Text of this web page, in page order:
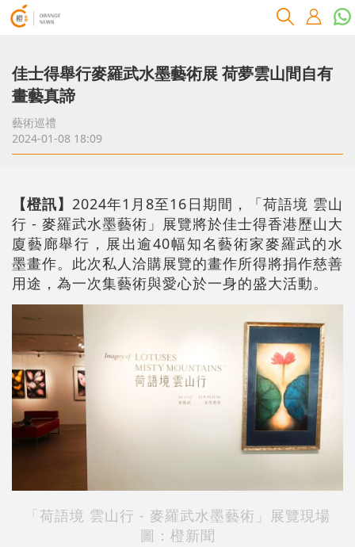
佳士得舉行麥羅武水墨藝術展 荷夢雲山間自有
畫藝真諦
藝術巡禮
2024-01-08 18:09
【橙訊】 2024年1月8至16日期間，「荷語境 雲山
行 - 麥羅武水墨藝術」展覽將於佳士得香港歷山大
廈藝廊舉行，展出逾40幅知名藝術家麥羅武的水
墨畫作。此次私人洽購展覽的畫作所得將捐作慈善
用途，為一次集藝術與愛心於一身的盛大活動。
「荷語境 雲山行 - 麥羅武水墨藝術」展覽現場
圖：橙新聞